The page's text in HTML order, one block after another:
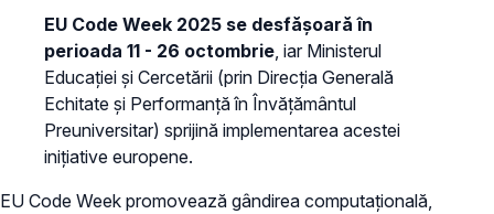
EU Code Week 2025 se desfășoară în
perioada 11 - 26 octombrie , iar Ministerul
Educației și Cercetării (prin Direcția Generală
Echitate și Performanță în Învățământul
Preuniversitar) sprijină implementarea acestei
inițiative europene.
EU Code Week promovează gândirea computațională,